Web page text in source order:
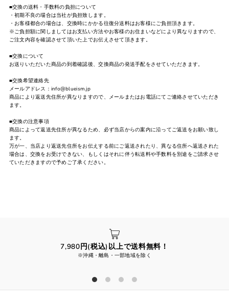
■交換の送料・手数料の負担について
・初期不良の場合は当社が負担致します。
・お客様都合の場合は、交換時にかかる往復分送料はお客様にご負担頂きます。
※ご負担額に関しましてはお支払い方法やお客様のお住まいなどにより異なりますので、
ご注文内容を確認させて頂いた上でお伝えさせて頂きます。
■交換について
お送りいただいた商品の到着確認後、交換商品の発送手配をさせていただきます。
■交換希望連絡先
メールアドレス：info@blueism.jp
商品により返送先住所が異なりますので、メールまたはお電話にてご連絡させていただき
ます。
■交換の注意事項
商品によって返送先住所が異なるため、必ず当店からの案内に沿ってご返送をお願い致し
ます。
万が一、当店より返送先住所をお伝えする前にご返送されたり、異なる住所へ返送された
場合は、交換をお受けできない、もしくはそれに伴う転送料や手数料を別途をご請求させ
ていただきますので予めご了承ください。
7,980円(税込)以上で送料無料！
※沖縄・離島・一部地域を除く